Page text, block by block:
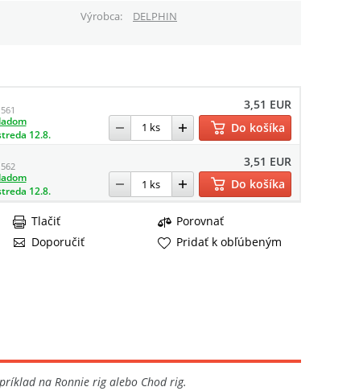
Výrobca
DELPHIN
3,51 EUR
12.8.
Do košíka
3,51 EUR
12.8. Do košíka
Porovnať
Doporučiť
Tlačiť
Pridať k obľúbeným
na Ronnie rig alebo Chod rig.